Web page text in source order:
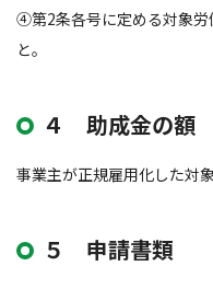
④第2条各号に定める対象労
と。
４ 助成金の額
事業主が正規雇用化した対
５ 申請書類